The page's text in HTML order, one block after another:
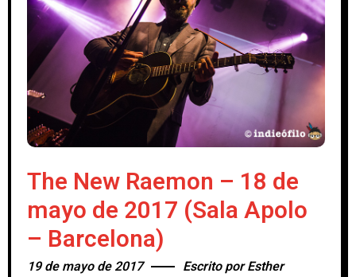
The New Raemon – 18 de
mayo de 2017 (Sala Apolo
– Barcelona)
19 de mayo de 2017 Escrito porEsther